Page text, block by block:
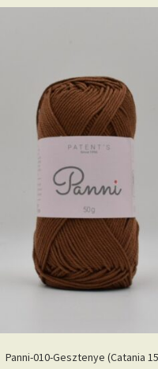
Panni-010-Gesztenye (Catania